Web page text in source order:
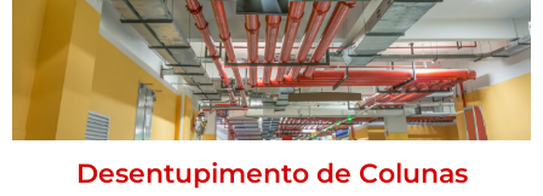
Desentupimento de Colunas